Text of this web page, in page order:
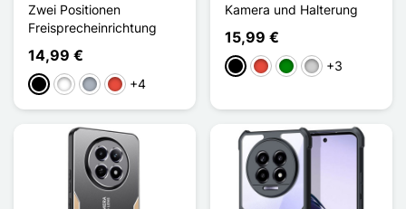
Zwei Positionen
Freisprecheinrichtung
14,99 €
Schwarz
WeißGrauRot +4
Kamera und Halterung
15,99 €
Schwarz
Rot GrünSilber
+3